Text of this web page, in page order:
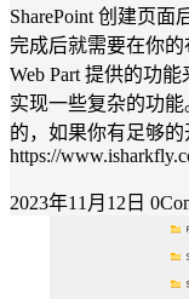
SharePoint 创建页
完成后就需要在你的
Web Part 提供的功
实现一些复杂的功能
的，如果你有足够
https://
2023年11月12日